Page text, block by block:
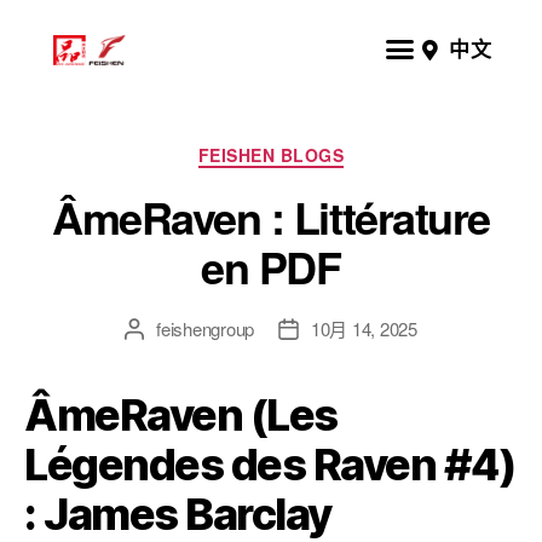
中文
FEISHEN BLOGS
ÂmeRaven : Littérature
en PDF
feishengroup 10月 14, 2025
ÂmeRaven (Les
Légendes des Raven #4)
: James Barclay